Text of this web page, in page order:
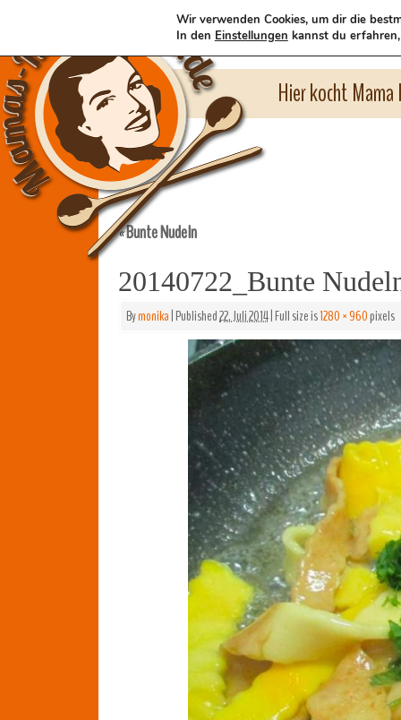
Hier kocht
«Bunte Nudeln
20140722_Bunte
Bymonika|Published22. Juli 2014|Full size is1280 × 960pixels
Wir verwenden Cookies, um dir die
In den Einstellungen kannst du